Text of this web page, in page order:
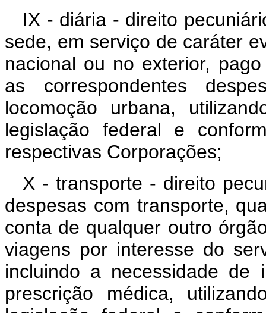
IX - diária - direito
sede, em serviço de caráter
nacional ou no exterior,
as correspondentes
locomoção urbana,
legislação federal e
respectivas Corporações;
X - transporte - direito
despesas com transporte,
conta de qualquer outro
viagens por interesse do
incluindo a necessidade de
prescrição médica,